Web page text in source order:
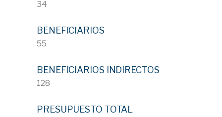
34
BENEFICIARIOS
55
BENEFICIARIOS INDIRECTOS
128
PRESUPUESTO TOTAL